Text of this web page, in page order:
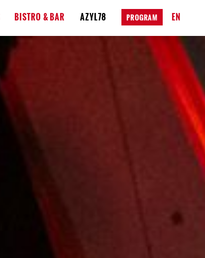
BISTRO & BAR AZYL78 PROGRAM EN